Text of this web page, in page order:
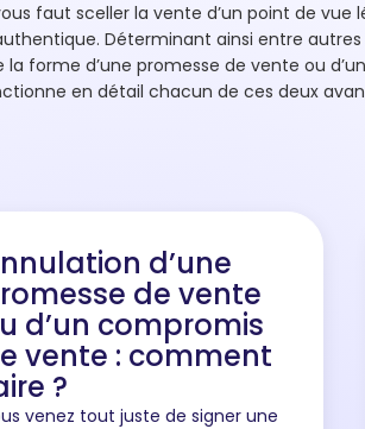
faut sceller la vente d’un point de
Déterminant ainsi entre
forme d’une promesse de vente ou
en détail chacun de ces deux
d’une
de vente
d’un compromis
vente : comment
?
venez tout juste de signer une